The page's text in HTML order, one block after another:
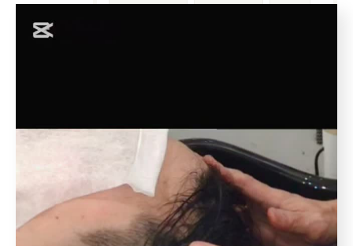
アウトバストリートメント
洗い流さないトリートメント
ボタニエンス 枝毛 北池袋